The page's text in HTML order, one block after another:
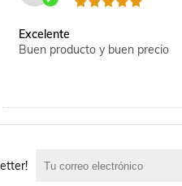
Excelente
Buen producto y buen precio